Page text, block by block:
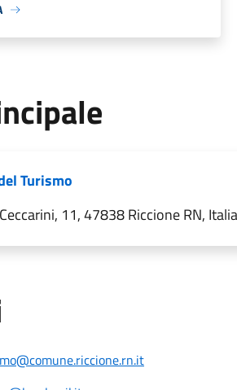
Turismo
11, 47838 Riccione RN, Italia